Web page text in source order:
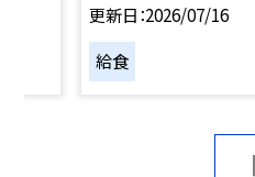
更新日 2026/07/16
給食